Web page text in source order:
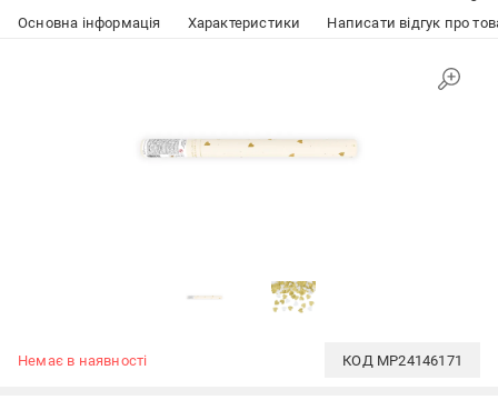
Основна інформація Характеристики Написати відгук про
Немає в наявності КОД MP24146171